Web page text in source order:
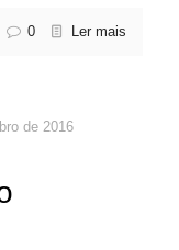
0 Ler mais
de 2016